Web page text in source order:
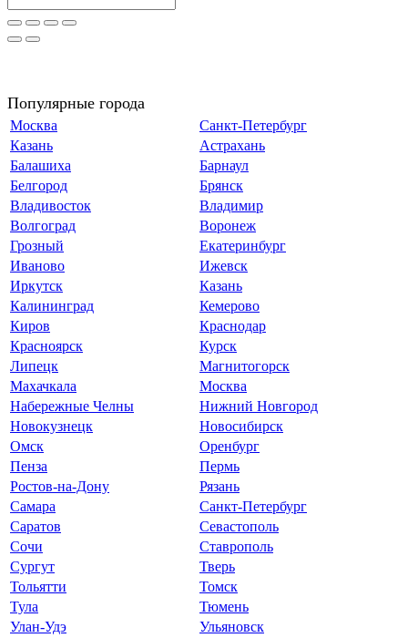
Популярные города
Москва
Санкт-Петербург
Казань
Астрахань
Балашиха
Барнаул
Белгород
Брянск
Владивосток
Владимир
Волгоград
Воронеж
Грозный
Екатеринбург
Иваново
Ижевск
Иркутск
Казань
Калининград
Кемерово
Киров
Краснодар
Красноярск
Курск
Липецк
Магнитогорск
Махачкала
Москва
Набережные Челны
Нижний Новгород
Новокузнецк
Новосибирск
Омск
Оренбург
Пенза
Пермь
Ростов-на-Дону
Рязань
Самара
Санкт-Петербург
Саратов
Севастополь
Сочи
Ставрополь
Сургут
Тверь
Тольятти
Томск
Тула
Тюмень
Улан-Удэ
Ульяновск